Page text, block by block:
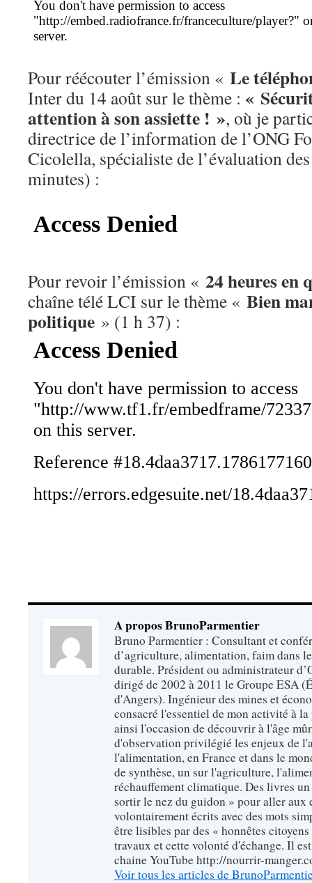
Pour réécouter l’émission « Le
Inter du 14 août sur le thème : «
attention à son assiette ! », où je
directrice de l’information de l’ONG
Cicolella, spécialiste de l’évaluation
minutes) :
Pour revoir l’émission « 24 heures en
chaîne télé LCI sur le thème « Bien
politique » (1 h 37) :
A propos BrunoParmentier
Bruno Parmentier : Consultant et
d’agriculture, alimentation, faim dans
durable. Président ou administrateur
dirigé de 2002 à 2011 le Groupe ESA
d'Angers). Ingénieur des mines et
consacré l'essentiel de mon activité à
ainsi l'occasion de découvrir à l'âge
d'observation privilégié les enjeux de
l'alimentation, en France et dans le
de synthèse, un sur l'agriculture,
réchauffement climatique. Des livres
sortir le nez du guidon » pour aller aux
volontairement écrits avec des mots
être lisibles par des « honnêtes
travaux et cette volonté d'échange. Il
chaine YouTube http://nourrir-
Voir tous les articles de